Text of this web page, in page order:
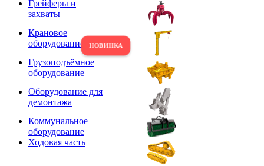
Грейферы и
захваты
Крановое
оборудование
Грузоподъёмное
оборудование
Оборудование для
демонтажа
Коммунальное
оборудование
Ходовая часть